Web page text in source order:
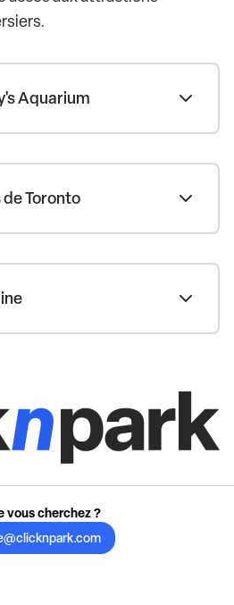
Aquarium
Toronto
vous cherchez ?